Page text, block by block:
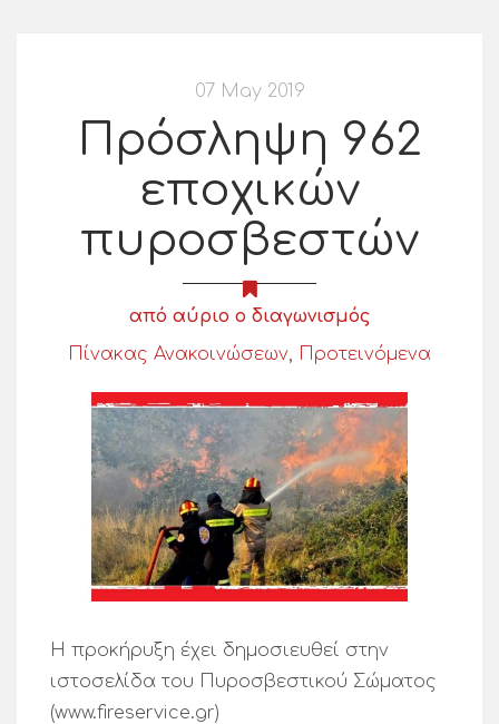
07 May 2019
Πρόσληψη 962
εποχικών
πυροσβεστών
από αύριο ο διαγωνισμός
Πίνακας Ανακοινώσεων, Προτεινόμενα
Η προκήρυξη έχει δημοσιευθεί στην
ιστοσελίδα του Πυροσβεστικού Σώματος
(www.fireservice.gr)